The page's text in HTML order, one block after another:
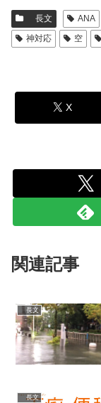
長文 ANA
神対応
空
X
関連記事
長文
長文